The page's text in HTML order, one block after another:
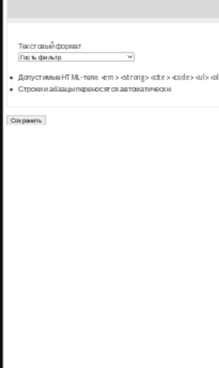
Текстовый формат
Допустимые HTML-теги: <em> <strong> <cite> <code> <ul>
Строки и абзацы переносятся автоматически.